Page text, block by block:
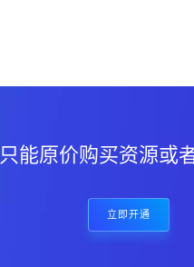
能原价购买资源或
立即开通